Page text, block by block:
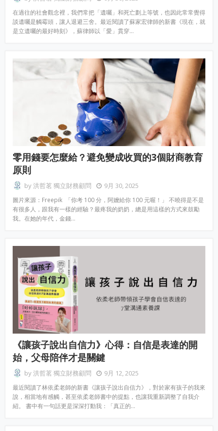
在過往的社會觀念裡，我們常把「遺囑」和死亡劃上等號，也因此常常覺得
談遺囑是觸霉頭，讓人退避三舍。最近閱讀了蘇家宏律師的新書《現在，就
是立遺囑的最好時刻》，蘇律師以「愛」貫穿…
零用錢要怎麼給？避免變成收買的3個財商教育
原則
by洪哲茗 獨立財務顧問 9月 30, 2025
圖片來源：Freepik 「你考 100 分，阿嬤給你 100 元喔！」 不曉得是不是
有很多人，跟我有一樣的經驗？最疼我的奶奶，總是用這樣的方式來鼓勵
我。在她的年代，金錢…
《讓孩子說出自信力》心得：自信是表達的開
始，父母陪伴才是關鍵
by洪哲茗 獨立財務顧問 9月 12, 2025
最近閱讀了林依柔老師的新書《讓孩子說出自信力》，對於家有孩子的我來
說，相當地有感觸，甚至依柔老師書中的提點，也讓我重新調整了自我介
紹。 書中有一句話更是深深打動我：「真正的…